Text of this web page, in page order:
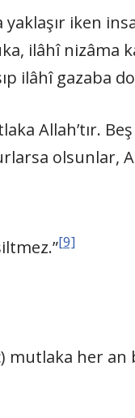
iken
ilâhî nizâma
ilâhî gazaba
Allah’tır.
olsunlar,
[9]
mutlaka her